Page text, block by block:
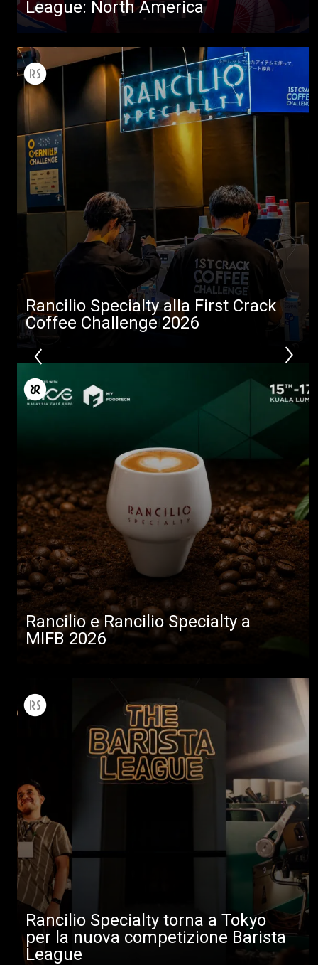
League: North America
Rancilio Specialty alla First Crack
Coffee Challenge 2026
Rancilio e Rancilio Specialty a
MIFB 2026
Rancilio Specialty torna a Tokyo
per la nuova competizione Barista
League
Tutti
Prodotti
News
Download
Altro